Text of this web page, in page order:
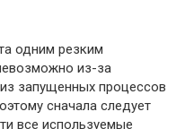
одним резким
из-за
запущенных процессов
сначала следует
все используемые